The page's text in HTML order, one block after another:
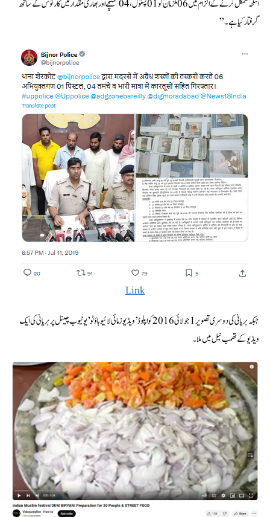
اسلحہ سمگل کرنے کے الزام میں 06 ملزمان کو 01 پستول، 04 طمنچے اور بھاری مقدار میں کارتوس کے ساتھ
گرفتار کیا ہے۔”
Link
جبکہ بریانی کی دوسری تصویر 1 جولائی 2016 کو اپلوڈ’ ویڈیوز مائی لائیو ہاؤ ٹو’ یوٹیوب چینل پر بریانی کی ایک
ویڈیو کے تھمب نیل میں ملا۔